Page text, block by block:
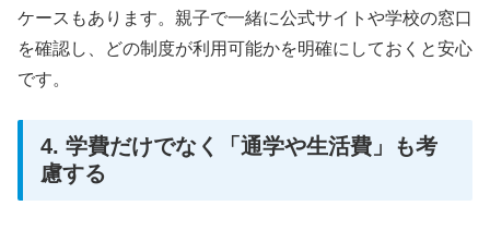
ケースもあります。親子で一緒に公式サイトや学校の窓口
を確認し、どの制度が利用可能かを明確にしておくと安心
です。
4. 学費だけでなく「通学や生活費」も考
慮する